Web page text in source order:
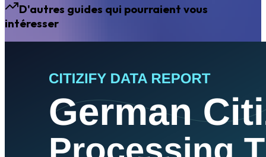
D'autres guides qui pourraient vous
intéresser